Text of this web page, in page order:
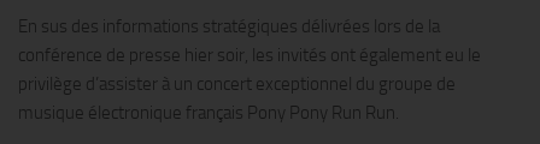
En sus des informations stratégiques délivrées lors de la
conférence de presse hier soir, les invités ont également eu le
privilège d’assister à un concert exceptionnel du groupe de
musique électronique français Pony Pony Run Run.